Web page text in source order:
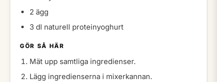
2 ägg
3 dl naturell proteinyoghurt
GÖR SÅ HÄR
Mät upp samtliga ingredienser.
Lägg ingredienserna i mixerkannan.